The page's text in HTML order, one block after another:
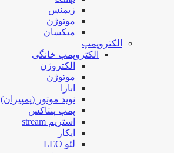
زیمنس
موتوژن
میکسان
الکتروپمپ
الکتروپمپ خانگی
الکتروژن
موتوژن
ابارا
نوید موتور (پمپیران)
پمپ پنتاکس
استریم stream
ایکار
لئو LEO